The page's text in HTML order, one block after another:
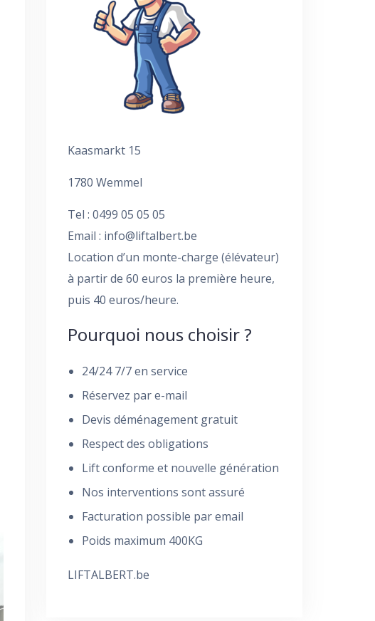
Kaasmarkt 15
1780 Wemmel
Tel : 0499 05 05 05
Email : info@liftalbert.be
Location d’un monte-charge (élévateur)
à partir de 60 euros la première heure,
puis 40 euros/heure.
Pourquoi nous choisir ?
24/24 7/7 en service
Réservez par e-mail
Devis déménagement gratuit
Respect des obligations
Lift conforme et nouvelle génération
Nos interventions sont assuré
Facturation possible par email
Poids maximum 400KG
LIFTALBERT.be